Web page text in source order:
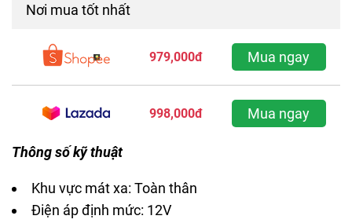
Nơi mua tốt nhất
979,000đ Mua ngay
998,000đ Mua ngay
Thông số kỹ thuật
Khu vực mát xa: Toàn thân
Điện áp định mức: 12V